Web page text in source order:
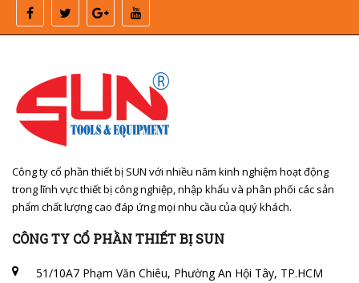
Công ty cổ phần thiết bị SUN với nhiều năm kinh nghiệm hoạt động
trong lĩnh vực thiết bị công nghiệp, nhập khẩu và phân phối các sản
phẩm chất lượng cao đáp ứng mọi nhu cầu của quý khách.
CÔNG TY CỔ PHẦN THIẾT BỊ SUN
51/10A7 Phạm Văn Chiêu, Phường An Hội Tây, TP.HCM